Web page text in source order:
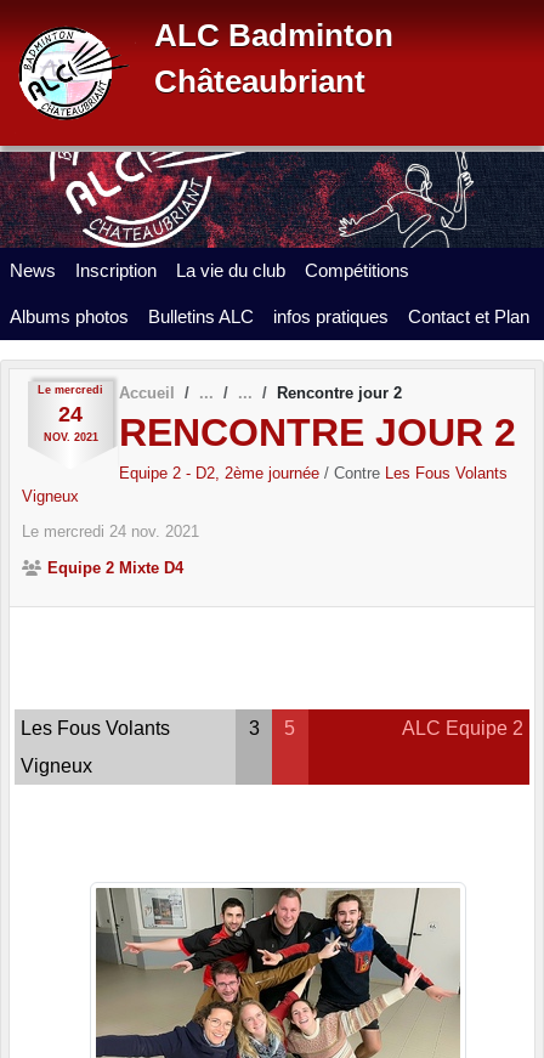
ALC Badminton
Châteaubriant
News Inscription La vie du club Compétitions
Albums photos Bulletins ALC infos pratiques Contact et Plan
Le mercredi
24
NOV. 2021
Accueil Rencontre jour 2
RENCONTRE JOUR 2
Equipe 2 - D2, 2ème journée / Contre Les Fous Volants
Vigneux
Le mercredi 24 nov. 2021
Equipe 2 Mixte D4
Les Fous Volants
Vigneux
3 5 ALC Equipe 2